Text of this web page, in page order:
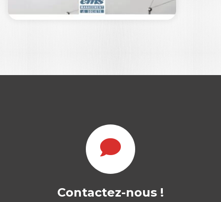
L’ENSEIGNEMENT
DE LA GESTION EN
FRANCEContactez-nous !